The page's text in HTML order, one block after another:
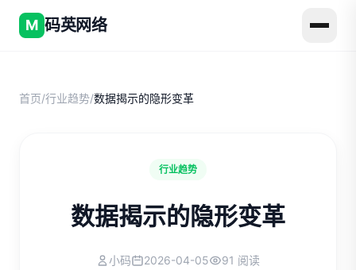
M 码英网络
首页/行业趋势/数据揭示的隐形变革
行业趋势
数据揭示的隐形变革
小码 2026-04-05 91 阅读